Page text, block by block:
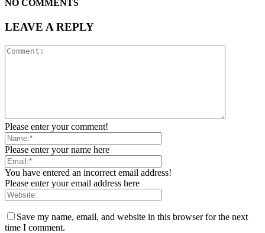
NO COMMENTS
LEAVE A REPLY
Please enter your comment!
Please enter your name here
You have entered an incorrect email address!
Please enter your email address here
Save my name, email, and website in this browser for the next
time I comment.